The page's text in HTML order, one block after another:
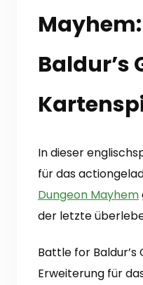
Baldur’s
In dieser
für das
Dungeon Mayhem
der letzte
Battle for
Erweiterung für